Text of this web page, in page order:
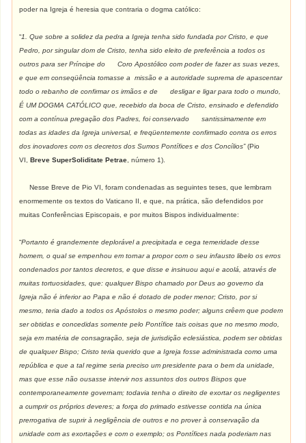
poder na Igreja é heresia que contraria o dogma católico:
“1. Que sobre a solidez da pedra a Igreja tenha sido fundada por Cristo, e que
Pedro, por singular dom de Cristo, tenha sido eleito de preferência a todos os
outros para ser Príncipe do Coro Apostólico com poder de fazer as suas vezes,
e que em conseqüência tomasse a missão e a autoridade suprema de apascentar
todo o rebanho de confirmar os irmãos e de desligar e ligar para todo o mundo,
É UM DOGMA CATÓLICO que, recebido da boca de Cristo, ensinado e defendido
com a contínua pregação dos Padres, foi conservado santissimamente em
todas as idades da Igreja universal, e freqüentemente confirmado contra os erros
dos inovadores com os decretos dos Sumos Pontífices e dos Concílios”(Pio
VI,Breve SuperSoliditate Petrae , número 1).
Nesse Breve de Pio VI, foram condenadas as seguintes teses, que lembram
enormemente os textos do Vaticano II, e que, na prática, são defendidos por
muitas Conferências Episcopais, e por muitos Bispos individualmente:
“Portanto é grandemente deplorável a precipitada e cega temeridade desse
homem, o qual se empenhou em tornar a propor com o seu infausto libelo os erros
condenados por tantos decretos, e que disse e insinuou aqui e acolá, através de
muitas tortuosidades, que: qualquer Bispo chamado por Deus ao governo da
Igreja não é inferior ao Papa e não é dotado de poder menor; Cristo, por si
mesmo, teria dado a todos os Apóstolos o mesmo poder; alguns crêem que podem
ser obtidas e concedidas somente pelo Pontífice tais coisas que no mesmo modo,
seja em matéria de consagração, seja de jurisdição eclesiástica, podem ser obtidas
de qualquer Bispo; Cristo teria querido que a Igreja fosse administrada como uma
república e que a tal regime seria preciso um presidente para o bem da unidade,
mas que esse não ousasse intervir nos assuntos dos outros Bispos que
contemporaneamente governam; todavia tenha o direito de exortar os negligentes
a cumprir os próprios deveres; a força do primado estivesse contida na única
prerrogativa de suprir à negligência de outros e no prover à conservação da
unidade com as exortações e com o exemplo; os Pontífices nada poderiam nas